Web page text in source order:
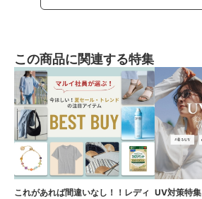
この商品に関連する特集
これがあれば間違いなし！！レディ UV対策特集